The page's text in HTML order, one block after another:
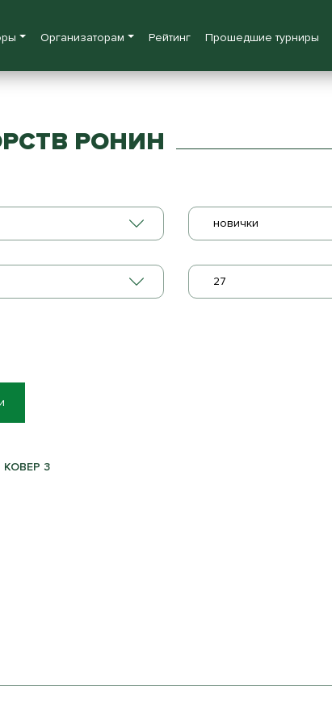
Организаторам Рейтинг Прошедшие турниры
РОНИН
новички
27
3